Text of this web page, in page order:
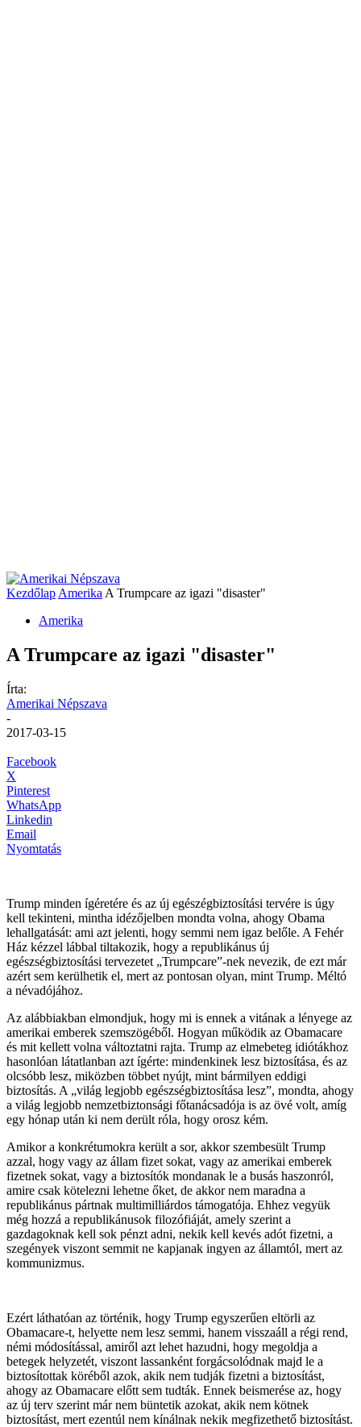
Kezdőlap Amerika A Trumpcare az igazi "disaster"
Amerika
A Trumpcare az igazi "disaster"
Írta:
Amerikai Népszava
-
2017-03-15
Facebook
X
Pinterest
WhatsApp
Linkedin
Email
Nyomtatás
Trump minden ígéretére és az új egészégbiztosítási tervére is úgy
kell tekinteni, mintha idézőjelben mondta volna, ahogy Obama
lehallgatását: ami azt jelenti, hogy semmi nem igaz belőle. A Fehér
Ház kézzel lábbal tiltakozik, hogy a republikánus új
egészségbiztosítási tervezetet „Trumpcare”-nek nevezik, de ezt már
azért sem kerülhetik el, mert az pontosan olyan, mint Trump. Méltó
a névadójához.
Az alábbiakban elmondjuk, hogy mi is ennek a vitának a lényege az
amerikai emberek szemszögéből. Hogyan működik az Obamacare
és mit kellett volna változtatni rajta. Trump az elmebeteg idiótákhoz
hasonlóan látatlanban azt ígérte: mindenkinek lesz biztosítása, és az
olcsóbb lesz, miközben többet nyújt, mint bármilyen eddigi
biztosítás. A „világ legjobb egészségbiztosítása lesz”, mondta, ahogy
a világ legjobb nemzetbiztonsági főtanácsadója is az övé volt, amíg
egy hónap után ki nem derült róla, hogy orosz kém.
Amikor a konkrétumokra került a sor, akkor szembesült Trump
azzal, hogy vagy az állam fizet sokat, vagy az amerikai emberek
fizetnek sokat, vagy a biztosítók mondanak le a busás haszonról,
amire csak kötelezni lehetne őket, de akkor nem maradna a
republikánus pártnak multimilliárdos támogatója. Ehhez vegyük
még hozzá a republikánusok filozófiáját, amely szerint a
gazdagoknak kell sok pénzt adni, nekik kell kevés adót fizetni, a
szegények viszont semmit ne kapjanak ingyen az államtól, mert az
kommunizmus.
Ezért láthatóan az történik, hogy Trump egyszerűen eltörli az
Obamacare-t, helyette nem lesz semmi, hanem visszaáll a régi rend,
némi módosítással, amiről azt lehet hazudni, hogy megoldja a
betegek helyzetét, viszont lassanként forgácsolódnak majd le a
biztosítottak köréből azok, akik nem tudják fizetni a biztosítást,
ahogy az Obamacare előtt sem tudták. Ennek beismerése az, hogy
az új terv szerint már nem büntetik azokat, akik nem kötnek
biztosítást, mert ezentúl nem kínálnak nekik megfizethető biztosítást.